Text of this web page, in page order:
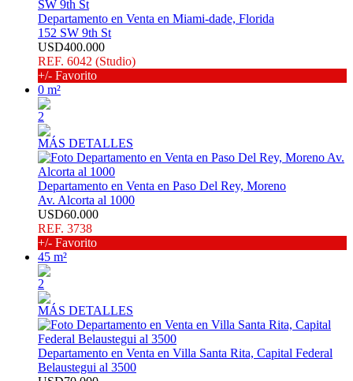
Departamento en Venta en Miami-dade, Florida
152 SW 9th St
USD400.000
REF. 6042 (Studio)
+/- Favorito
0 m²
2
MÁS DETALLES
Departamento en Venta en Paso Del Rey, Moreno
Av. Alcorta al 1000
USD60.000
REF. 3738
+/- Favorito
45 m²
2
MÁS DETALLES
Departamento en Venta en Villa Santa Rita, Capital Federal
Belaustegui al 3500